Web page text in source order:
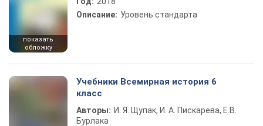
показать
обложку
Описание: Уровень стандарта
Учебники Всемирная история 6
класс
Авторы: И. Я. Щупак, И. А. Пискарева, Е.В.
Бурлака